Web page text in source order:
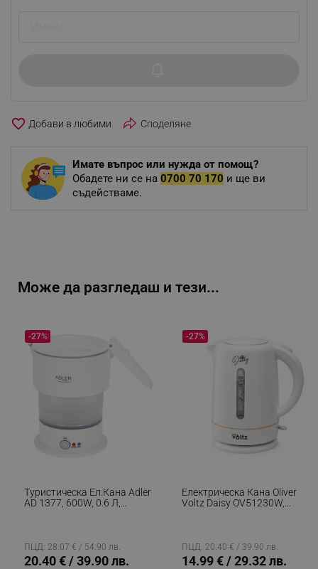
favorite_border Споделяне
Имате въпрос или нужда от помощ?
Обадете ни се на 0700 70 170 и ще ви
съдействаме.
Може да разгледаш и тези...
Туристическа Ел.кана Adler
AD 1377, 600W, 0.6 Л,
Индикатор, Бял
-27%
ПЦД: 28.07 € / 54.90 лв.
20.40 € / 39.90 лв.
Електрическа Кана Oliver
Voltz Daisy OV51230W,
-27%
ПЦД: 20.40 € / 39.90 лв.
14.99 € / 29.32 лв.